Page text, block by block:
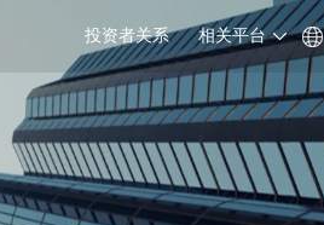
相关平台
投资者关系